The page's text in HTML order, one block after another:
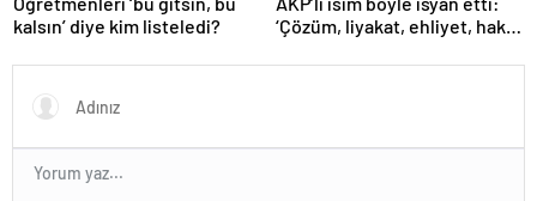
kalsın’ diye kim listeledi?
‘Çözüm, liyakat, ehliyet, hak,